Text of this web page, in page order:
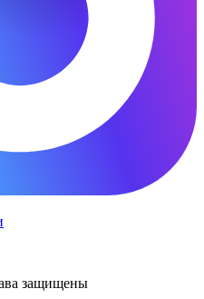
защищены